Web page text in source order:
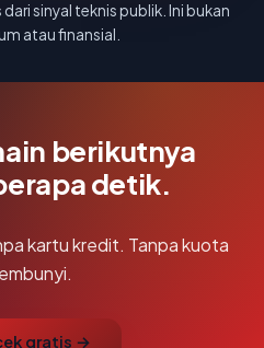
sinyal teknis publik. Ini bukan
atau finansial.
berikutnya
detik.
kartu kredit. Tanpa kuota
gratis →